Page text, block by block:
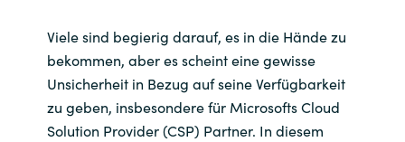
Lithuania
Malaysia
Middle East
Viele sind begierig darauf, es in die Hände zu
bekommen, aber es scheint eine gewisse
Unsicherheit in Bezug auf seine Verfügbarkeit
zu geben, insbesondere für Microsofts Cloud
Solution Provider (CSP) Partner. In diesem